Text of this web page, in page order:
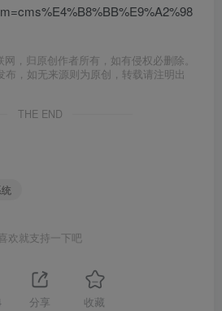
，归原创作者所有，如有侵权必删除。
布，如无来源则为原创，转载请注明出
THE END
喜欢就支持一下吧
分享 收藏